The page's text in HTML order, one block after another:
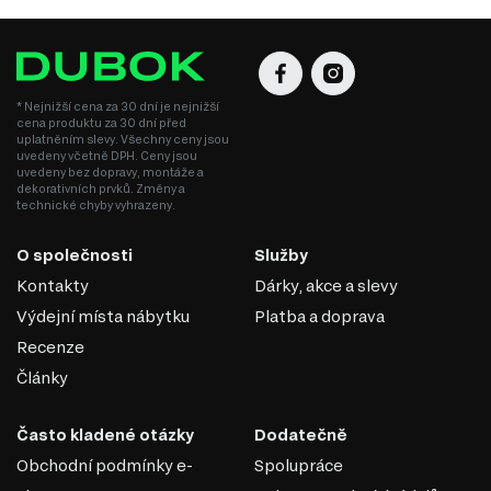
* Nejnižší cena za 30 dní je nejnižší
cena produktu za 30 dní před
uplatněním slevy. Všechny ceny jsou
uvedeny včetně DPH. Ceny jsou
uvedeny bez dopravy, montáže a
dekorativních prvků. Změny a
technické chyby vyhrazeny.
O společnosti
Kontakty
Výdejní místa nábytku
Recenze
Články
Služby
Dárky, akce a slevy
Platba a doprava
Často kladené otázky
Obchodní podmínky e-
Dodatečně
Spolupráce